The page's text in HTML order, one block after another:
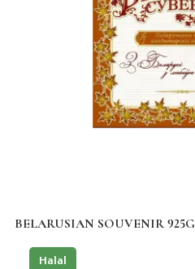
BELARUSIAN SOUVENIR 925G
Halal